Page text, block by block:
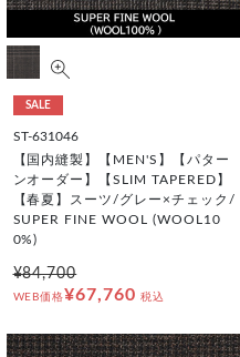
SALE
ST-631046
【国内縫製】【MEN'S】【パター
ンオーダー】【SLIM TAPERED】
【春夏】スーツ/グレー×チェック/
SUPER FINE WOOL (WOOL10
0%)
¥84,700
WEB価格¥67,760 税込